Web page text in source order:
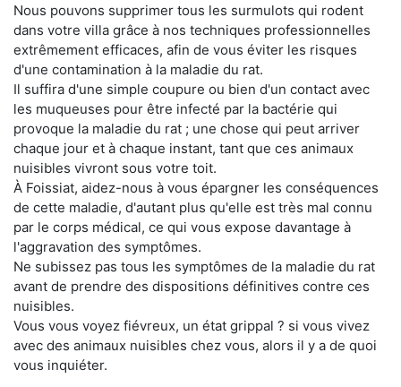
Nous pouvons supprimer tous les surmulots qui rodent
dans votre villa grâce à nos techniques professionnelles
extrêmement efficaces, afin de vous éviter les risques
d'une contamination à la maladie du rat.
Il suffira d'une simple coupure ou bien d'un contact avec
les muqueuses pour être infecté par la bactérie qui
provoque la maladie du rat ; une chose qui peut arriver
chaque jour et à chaque instant, tant que ces animaux
nuisibles vivront sous votre toit.
À Foissiat, aidez-nous à vous épargner les conséquences
de cette maladie, d'autant plus qu'elle est très mal connu
par le corps médical, ce qui vous expose davantage à
l'aggravation des symptômes.
Ne subissez pas tous les symptômes de la maladie du rat
avant de prendre des dispositions définitives contre ces
nuisibles.
Vous vous voyez fiévreux, un état grippal ? si vous vivez
avec des animaux nuisibles chez vous, alors il y a de quoi
vous inquiéter.